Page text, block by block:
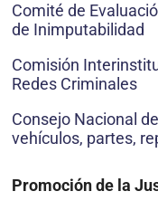
Comité de
de Inimputabilidad
Comisión
Redes Criminales
Consejo Nacional
vehículos, partes,
Promoción de la